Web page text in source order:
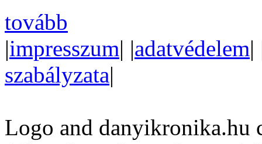
tovább
|impresszum| |adatvédelem|
szabályzata|
Logo and